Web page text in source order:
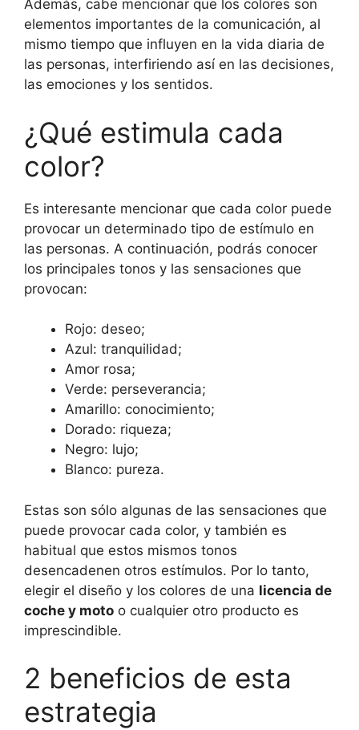
Además, cabe mencionar que los colores son
elementos importantes de la comunicación, al
mismo tiempo que influyen en la vida diaria de
las personas, interfiriendo así en las decisiones,
las emociones y los sentidos.
¿Qué estimula cada
color?
Es interesante mencionar que cada color puede
provocar un determinado tipo de estímulo en
las personas. A continuación, podrás conocer
los principales tonos y las sensaciones que
provocan:
Rojo: deseo;
Azul: tranquilidad;
Amor rosa;
Verde: perseverancia;
Amarillo: conocimiento;
Dorado: riqueza;
Negro: lujo;
Blanco: pureza.
Estas son sólo algunas de las sensaciones que
puede provocar cada color, y también es
habitual que estos mismos tonos
desencadenen otros estímulos. Por lo tanto,
elegir el diseño y los colores de una licencia de
coche y moto o cualquier otro producto es
imprescindible.
2 beneficios de esta
estrategia